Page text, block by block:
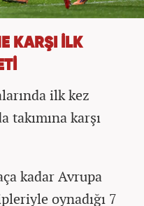
KARŞI İLK
ilk kez
karşı
kadar Avrupa
oynadığı 7